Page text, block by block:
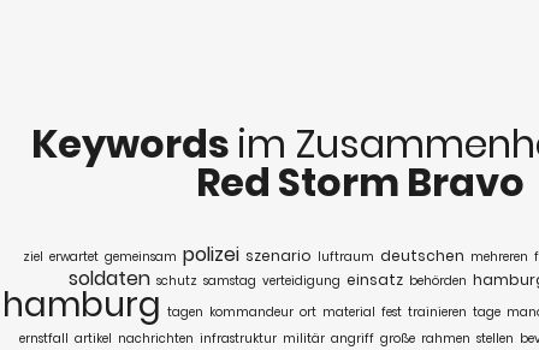
Keywords im
Red Storm Bravo
ziel erwartet gemeinsam polizei szenario luftraum deutschen mehreren
soldaten schutz samstag verteidigung einsatz behörden
hamburg tagen kommandeur ort material fest trainieren tage
ernstfall artikel nachrichten infrastruktur militär angriff große rahmen stellen